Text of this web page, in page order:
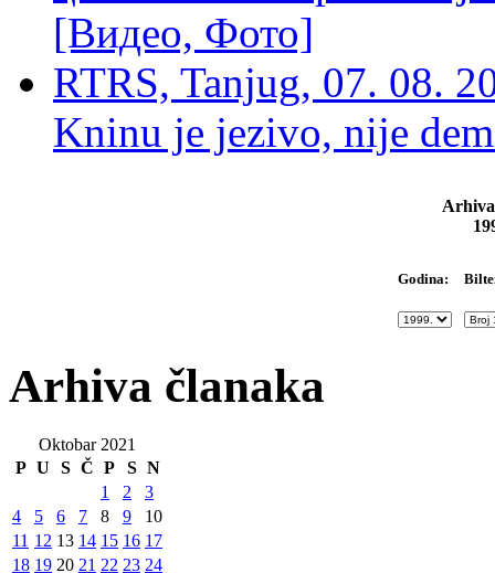
[Видео, Фото]
RTRS, Tanjug, 07. 08.
Kninu je jezivo, nije
Godina:
Arhiva članaka
Oktobar 2021
P U S Č P S N
1 2
3
4
5 6 7 8 9
10
11 12 13 14 15 16 17
18 19 20 21 22 23 24